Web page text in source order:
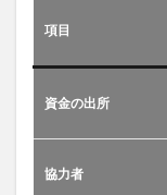
項目
資金の出所
協力者